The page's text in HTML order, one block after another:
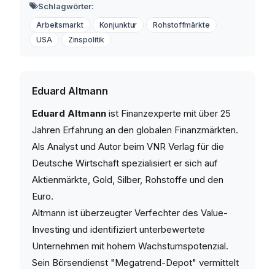
Schlagwörter:
Arbeitsmarkt Konjunktur
Rohstoffmärkte
USA
Zinspolitik
Eduard Altmann
Eduard Altmann ist Finanzexperte mit über 25
Jahren Erfahrung an den globalen Finanzmärkten.
Als Analyst und Autor beim VNR Verlag für die
Deutsche Wirtschaft spezialisiert er sich auf
Aktienmärkte, Gold, Silber, Rohstoffe und den
Euro.
Altmann ist überzeugter Verfechter des Value-
Investing und identifiziert unterbewertete
Unternehmen mit hohem Wachstumspotenzial.
Sein Börsendienst "Megatrend-Depot" vermittelt